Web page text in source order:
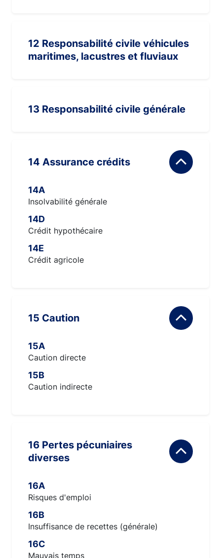
12 Responsabilité civile véhicules
maritimes, lacustres et fluviaux
13 Responsabilité civile générale
14 Assurance crédits
14A
Insolvabilité générale
14D
Crédit hypothécaire
14E
Crédit agricole
15 Caution
15A
Caution directe
15B
Caution indirecte
16 Pertes pécuniaires
diverses
16A
Risques d'emploi
16B
Insuffisance de recettes (générale)
16C
Mauvais temps